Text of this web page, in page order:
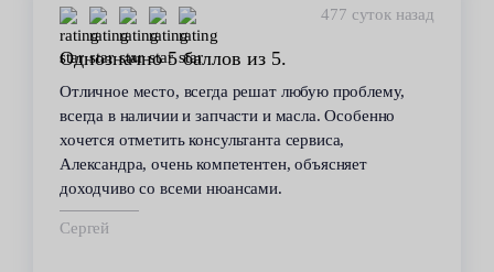
448 суток назад
Стабильное качество
В течение 6 лет пользуюсь услугами данного
сервиса. Высокий профессионализм персонала
всегда помогал решить возникающие с
автомобилем проблемы. Все работы по
техобслуживанию проводились качественно и в
срок.